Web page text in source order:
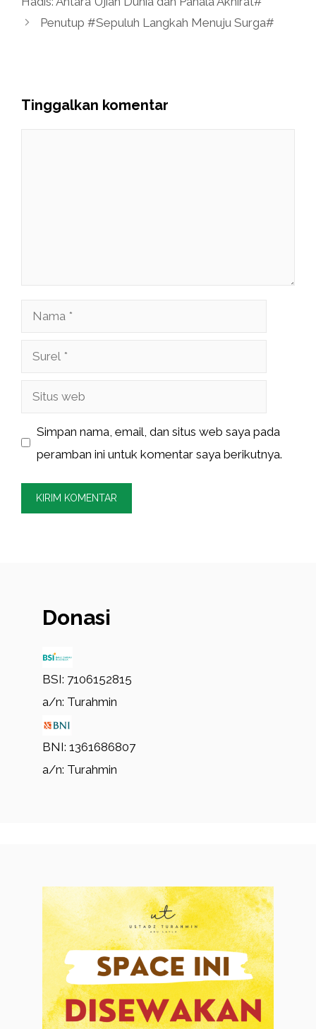
Penutup #Sepuluh Langkah Menuju Surga#
Tinggalkan komentar
Nama
Surel
Situs
Simpan nama, email, dan situs web saya pada
peramban ini untuk komentar saya berikutnya.
Donasi
BSI: 7106152815
a/n: Turahmin
BNI: 1361686807
a/n: Turahmin